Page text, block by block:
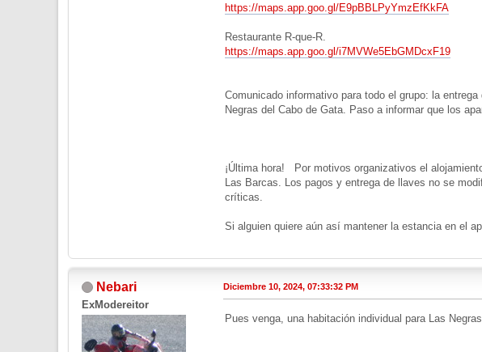
https://maps.app.goo.gl/E9pBBLPyYmzEfKkFA
Restaurante R-que-R.
https://maps.app.goo.gl/i7MVWe5EbGMDcxF19
Comunicado informativo para todo el grupo: la
Negras del Cabo de Gata. Paso a informar que los
¡Última hora! Por motivos organizativos el
Las Barcas. Los pagos y entrega de llaves no se
críticas.
Si alguien quiere aún así mantener la estancia en el
Nebari
ExModereitor
Diciembre 10, 2024, 07:33:32 PM
Pues venga, una habitación individual para Las